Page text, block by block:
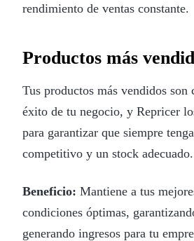
rendimiento de ventas constante.
Productos más
Tus productos más vendidos son
éxito de tu negocio, y Repricer
para garantizar que siempre
competitivo y un stock adecuado.
Beneficio: Mantiene a tus
condiciones óptimas,
generando ingresos para tu